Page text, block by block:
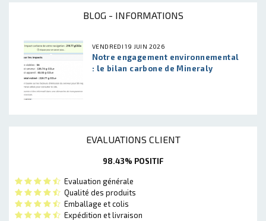
BLOG - INFORMATIONS
VENDREDI 19 JUIN 2026
Notre engagement environnemental
: le bilan carbone de Mineraly
EVALUATIONS CLIENT
98.43% POSITIF
Evaluation générale
Qualité des produits
Emballage et colis
Expédition et livraison